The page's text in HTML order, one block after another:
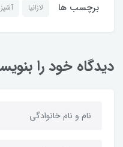
برچسب ها لازانیا
دیدگاه خود را